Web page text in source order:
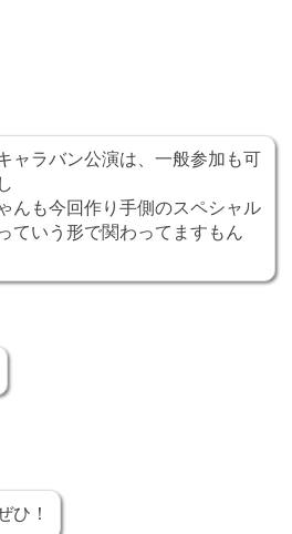
ャラバン公演は、一般参加も可
んも今回作り手側のスペシャル
ていう形で関わってますもん
ひ！